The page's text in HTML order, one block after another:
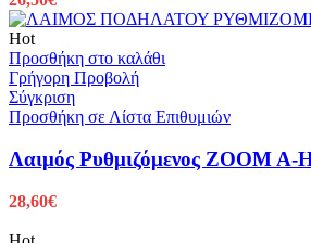
Hot
Προσθήκη στο καλάθι
Γρήγορη Προβολή
Σύγκριση
Προσθήκη σε Λίστα Επιθυμιών
Λαιμός Ρυθμιζόμενος ZOOM A-
28,60€